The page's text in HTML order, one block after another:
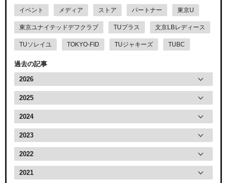
イベント メディア ストア パートナー 東京U
東京ユナイテッドデフクラブ TUプラス 文京LBレディース
TUソレイユ TOKYO-FID TUジャキーズ TUBC
過去の記事
2026
2025
2024
2023
2022
2021